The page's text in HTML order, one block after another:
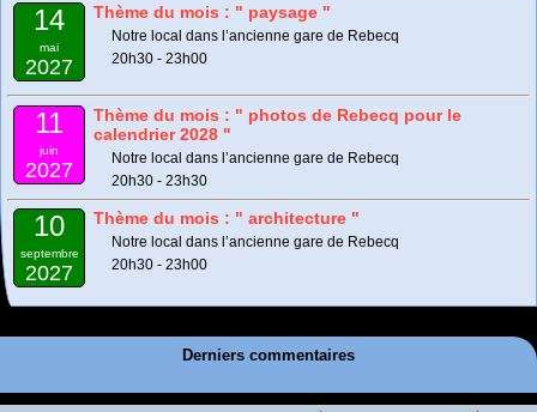
14
mai
2027
Thème du mois : " paysage "
Notre local dans l’ancienne gare de Rebecq
20h30 - 23h00
11
juin
2027
Thème du mois : " photos de Rebecq pour le
calendrier 2028 "
Notre local dans l’ancienne gare de Rebecq
20h30 - 23h30
10
septembre
2027
Thème du mois : " architecture "
Notre local dans l’ancienne gare de Rebecq
20h30 - 23h00
Derniers commentaires